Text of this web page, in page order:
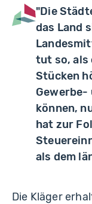
"Die
das Land
tut so, als
Stücken
können,
hat zur
als dem
Die Kläger